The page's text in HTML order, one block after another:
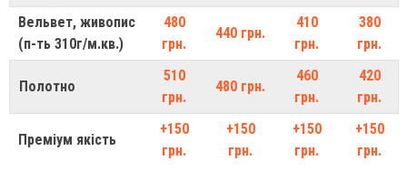
Вельвет, живопис
(п-ть 310г/м.кв.)
480
грн.
440 грн.
410
грн.
380
грн.
Полотно
510
грн.
480 грн.
460
грн.
420
грн.
Преміум якість
+150
грн.
+150
грн.
+150
грн.
+150
грн.